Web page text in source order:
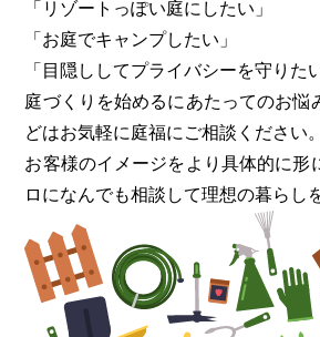
「リゾートっぽい庭にしたい」
「お庭でキャンプしたい」
「目隠ししてプライバシーを守りた
庭づくりを始めるにあたってのお悩
どはお気軽に庭福にご相談ください。
お客様のイメージをより具体的に形
ロになんでも相談して理想の暮らし